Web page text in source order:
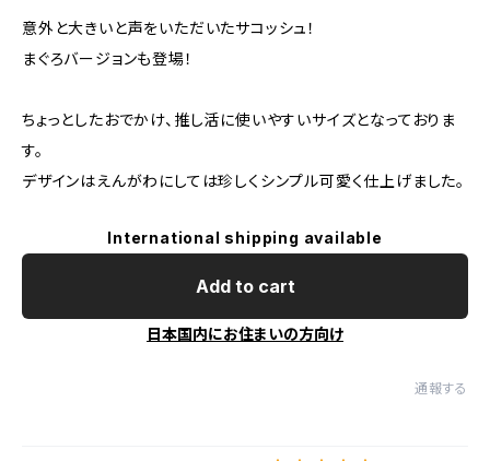
意外と大きいと声をいただいたサコッシュ！
まぐろバージョンも登場！
ちょっとしたおでかけ、推し活に使いやすいサイズとなっておりま
す。
デザインはえんがわにしては珍しくシンプル可愛く仕上げました。
International shipping available
Add to cart
日本国内にお住まいの方向け
通報する